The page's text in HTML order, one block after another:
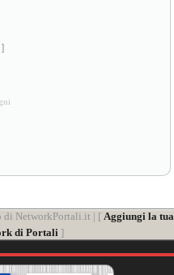
]
di NetworkPortali.it | [ Aggiungi la tua
di Portali ]